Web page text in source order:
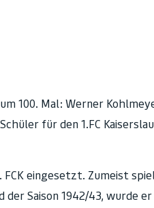
100. Mal: Werner
für den 1.FC
eingesetzt. Zumeist
Saison 1942/43, wurde